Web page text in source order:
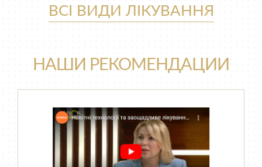
ВСІ ВИДИ ЛІКУВАННЯ
НАШИ РЕКОМЕНДАЦИИ